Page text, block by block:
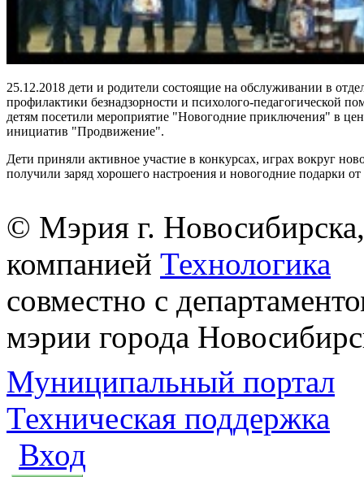
25.12.2018 дети и родители состоящие на обслуживании в
профилактики безнадзорности и психолого-педагогической
детям посетили мероприятие "Новогодние приключения" в
инициатив "Продвижение".
Дети приняли активное участие в конкурсах, играх вокруг
получили заряд хорошего настроения и новогодние подарки
© Мэрия г.
компанией Технологика
совместно с
мэрии города
Муниципальный портал
Техническая поддержка
Вход